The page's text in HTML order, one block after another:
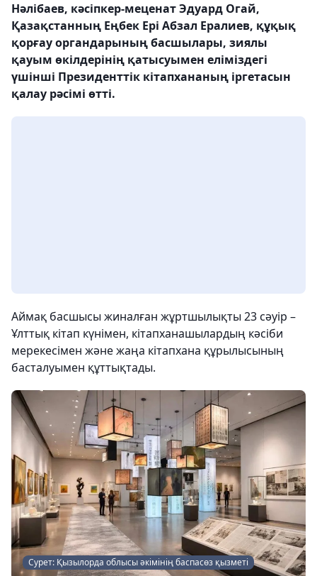
Нәлібаев, кәсіпкер-меценат Эдуард Огай,
Қазақстанның Еңбек Ері Абзал Ералиев, құқық
қорғау органдарының басшылары, зиялы
қауым өкілдерінің қатысуымен еліміздегі
үшінші Президенттік кітапхананың іргетасын
қалау рәсімі өтті.
Аймақ басшысы жиналған жұртшылықты 23 сәуір –
Ұлттық кітап күнімен, кітапханашылардың кәсіби
мерекесімен және жаңа кітапхана құрылысының
басталуымен құттықтады.
Сурет: Қызылорда облысы әкімінің баспасөз қызметі